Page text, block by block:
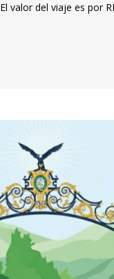
El valor del viaje es por